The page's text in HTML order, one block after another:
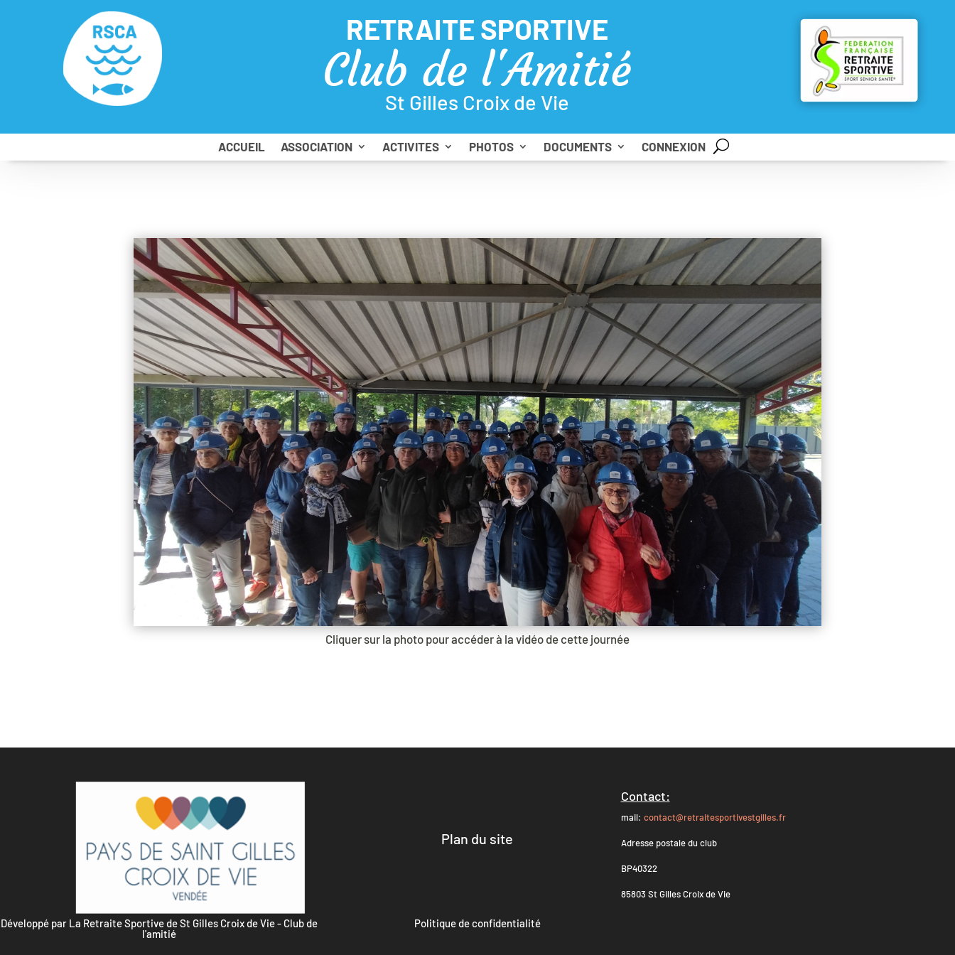
RETRAITE SPORTIVE
Club de l'Amitié
St Gilles Croix de Vie
ACCUEIL ASSOCIATION ACTIVITES PHOTOS DOCUMENTS CONNEXION
Cliquer sur la photo pour accéder à la vidéo de cette journée
Plan du site
Contact:
mail: contact@retraitesportivestgilles.fr
Adresse postale du club
BP40322
85803 St Gilles Croix de Vie
Développé par La Retraite Sportive de St Gilles Croix de Vie - Club de
l'amitié
Politique de confidentialité